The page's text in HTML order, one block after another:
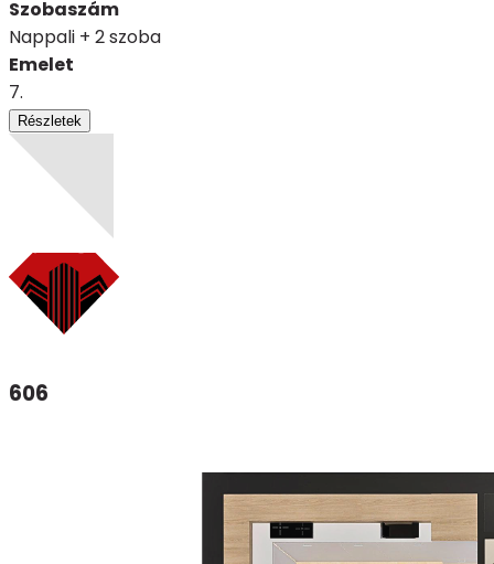
Szobaszám
Nappali + 2 szoba
Emelet
7.
Részletek
606